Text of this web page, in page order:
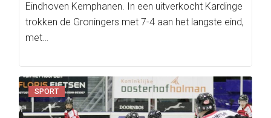
Eindhoven Kemphanen. In een uitverkocht Kardinge
trokken de Groningers met 7-4 aan het langste eind,
met…
SPORT